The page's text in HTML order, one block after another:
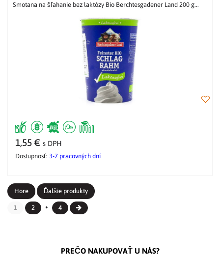
Smotana na šľahanie bez laktózy Bio Berchtesgadener Land 200 g...
1,55 € s DPH
Dostupnosť: 3-7 pracovných dní
Hore Ďalšie produkty
1 2 4
PREČO NAKUPOVAŤ U NÁS?